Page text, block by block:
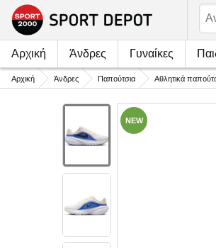
Αρχική Άνδρες Γυναίκες
Αρχική Άνδρες Παπούτσια Αθλητικά
NEW